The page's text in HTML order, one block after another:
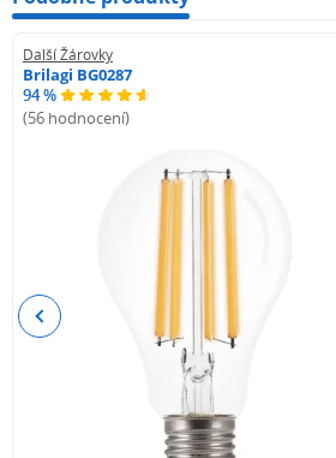
Další Žárovky
Brilagi BG0287
94 %
(56 hodnocení)
Previous